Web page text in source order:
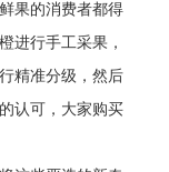
果的消费者都得
进行手工采果，
精准分级，然后
认可，大家购买